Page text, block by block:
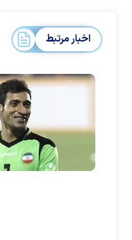
اخبار مرتبط